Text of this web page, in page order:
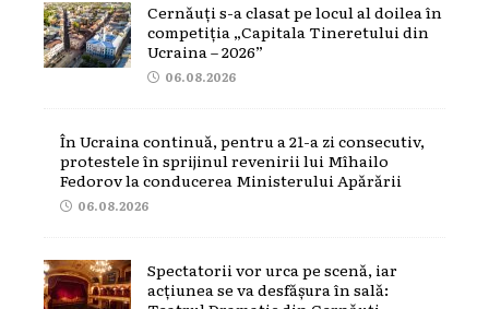
Cernăuți s-a clasat pe locul al doilea în
competiția „Capitala Tineretului din
Ucraina – 2026”
06.08.2026
În Ucraina continuă, pentru a 21-a zi consecutiv,
protestele în sprijinul revenirii lui Mîhailo
Fedorov la conducerea Ministerului Apărării
06.08.2026
Spectatorii vor urca pe scenă, iar
acțiunea se va desfășura în sală: